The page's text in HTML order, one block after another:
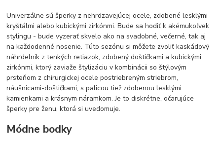
Univerzálne sú šperky z nehrdzavejúcej ocele, zdobené lesklými
kryštálmi alebo kubickými zirkónmi. Bude sa hodiť k akémukoľvek
stylingu - bude vyzerať skvelo ako na svadobné, večerné, tak aj
na každodenné nosenie. Túto sezónu si môžete zvoliť kaskádový
náhrdelník z tenkých retiazok, zdobený doštičkami a kubickými
zirkónmi, ktorý zaviaže štylizáciu v kombinácii so štýlovým
prsteňom z chirurgickej ocele postriebreným striebrom,
náušnicami-doštičkami, s palicou tiež zdobenou lesklými
kamienkami a krásnym náramkom. Je to diskrétne, očarujúce
šperky pre ženu, ktorá si uvedomuje.
Módne bodky